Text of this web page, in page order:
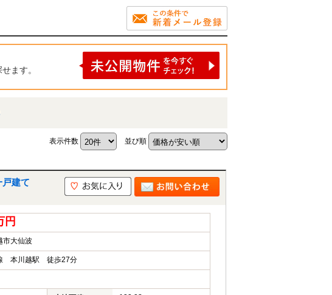
ます。
表示件数 並び順
建て
円
市大仙波
本川越駅 徒歩27分